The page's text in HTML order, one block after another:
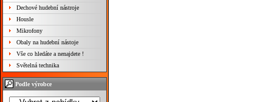
Dechové hudební nástroje
Housle
Mikrofony
Obaly na hudební nástoje
Vše co hledáte a nenajdete !
Světelná technika
Podle výrobce